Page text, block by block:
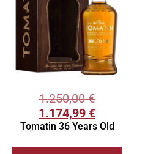
1.250,00€
1.174,99 €
Tomatin 36 Years Old